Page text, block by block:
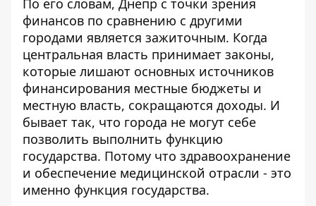
По его словам, Днепр с точки зрения
финансов по сравнению с другими
городами является зажиточным. Когда
центральная власть принимает законы,
которые лишают основных источников
финансирования местные бюджеты и
местную власть, сокращаются доходы. И
бывает так, что города не могут себе
позволить выполнить функцию
государства. Потому что здравоохранение
и обеспечение медицинской отрасли - это
именно функция государства.